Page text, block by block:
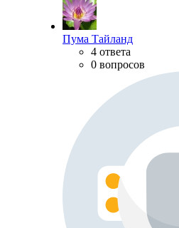
Пума Тайланд
4 ответа
0 вопросов